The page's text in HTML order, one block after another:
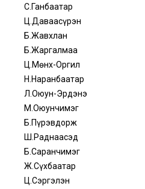
С.Ганбаатар
Ц.Даваасүрэн
Б.Жавхлан
Б.Жаргалмаа
Ц.Мөнх-Оргил
Н.Наранбаатар
Л.Оюун-Эрдэнэ
М.Оюунчимэг
Б.Пүрэвдорж
Ш.Раднаасэд
Б.Саранчимэг
Ж.Сүхбаатар
Ц.Сэргэлэн